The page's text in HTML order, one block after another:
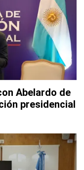
Abelardo de
presidencial